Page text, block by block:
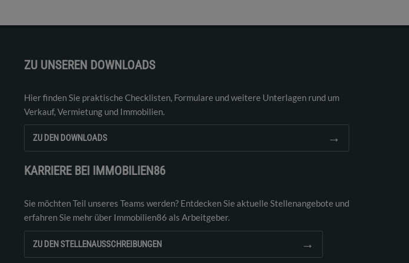
ZU UNSEREN DOWNLOADS
Hier finden Sie praktische Checklisten, Formulare und weitere Unterlagen rund um
Verkauf, Vermietung und Immobilien.
ZU DEN DOWNLOADS →
KARRIERE BEI IMMOBILIEN86
Sie möchten Teil unseres Teams werden? Entdecken Sie aktuelle Stellenangebote und
erfahren Sie mehr über Immobilien86 als Arbeitgeber.
ZU DEN STELLENAUSSCHREIBUNGEN →